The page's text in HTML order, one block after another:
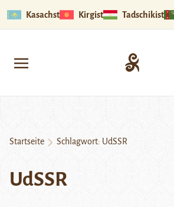
Kasachstan Kirgistan Tadschikistan
Startseite Schlagwort: UdSSR
UdSSR